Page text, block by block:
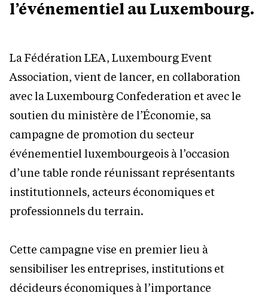
l’événementiel au Luxembourg.
La Fédération LEA, Luxembourg Event
Association, vient de lancer, en collaboration
avec la Luxembourg Confederation et avec le
soutien du ministère de l’Économie, sa
campagne de promotion du secteur
événementiel luxembourgeois à l’occasion
d’une table ronde réunissant représentants
institutionnels, acteurs économiques et
professionnels du terrain.
Cette campagne vise en premier lieu à
sensibiliser les entreprises, institutions et
décideurs économiques à l’importance